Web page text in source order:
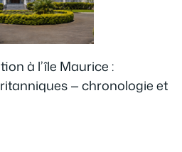
à l’île Maurice :
— chronologie et